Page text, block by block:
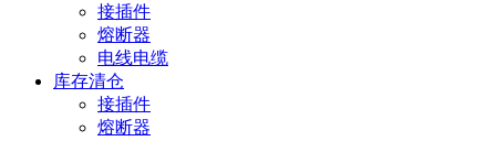
接插件
熔断器
电线电缆
库存清仓
接插件
熔断器